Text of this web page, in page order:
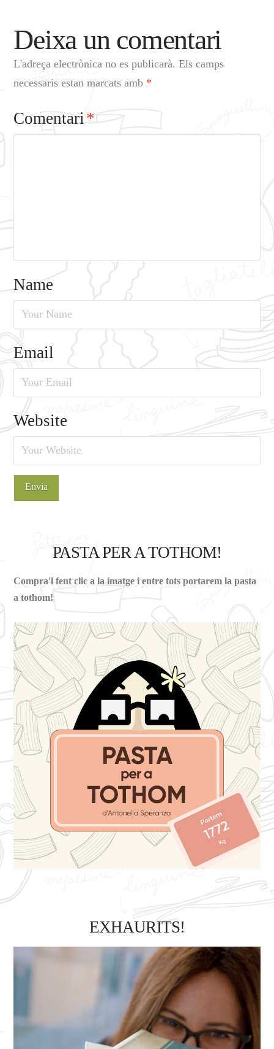
Deixa un comentari
L'adreça electrònica no es publicarà. Els camps
necessaris estan marcats amb *
Comentari*
Name
Email
Website
PASTA PER A TOTHOM!
Compra'l fent clic a la imatge i entre tots portarem la pasta
a tothom!
EXHAURITS!